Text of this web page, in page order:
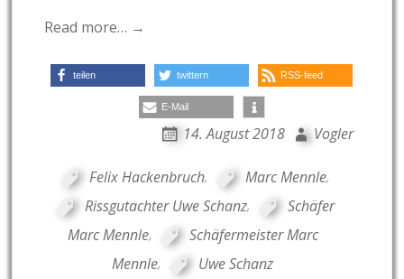
Read more… →
teilen twittern RSS-feed
E-Mail
14. August 2018 Vogler
Felix Hackenbruch, Marc Mennle,
Rissgutachter Uwe Schanz,
Schäfer
Marc Mennle,
Schäfermeister Marc
Mennle, Uwe Schanz